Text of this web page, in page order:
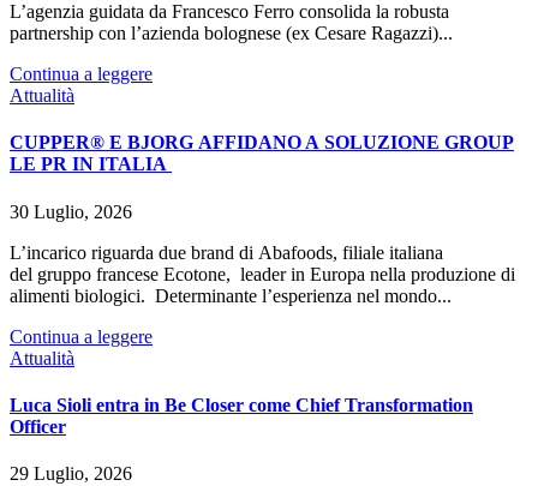
L’agenzia guidata da Francesco Ferro consolida la robusta
partnership con l’azienda bolognese (ex Cesare Ragazzi)...
Continua a leggere
Attualità
CUPPER® E BJORG AFFIDANO A SOLUZIONE GROUP
LE PR IN ITALIA
30 Luglio, 2026
L’incarico riguarda due brand di Abafoods, filiale italiana
del gruppo francese Ecotone, leader in Europa nella produzione di
alimenti biologici. Determinante l’esperienza nel mondo...
Continua a leggere
Attualità
Luca Sioli entra in Be Closer come Chief Transformation
Officer
29 Luglio, 2026